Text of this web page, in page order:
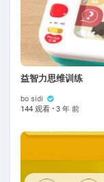
益智力思维训练
bo sidi
144 观看 · 3 年 前